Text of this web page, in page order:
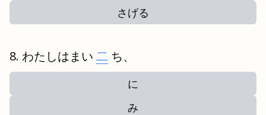
さげる
わたしはまい 二 ち、
に
み